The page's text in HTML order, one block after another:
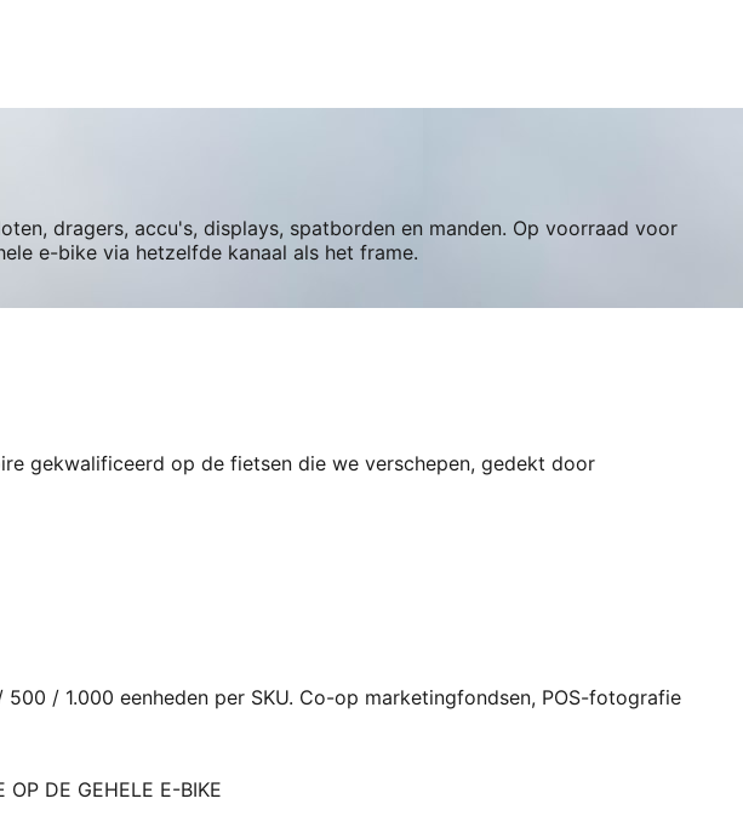
dragers, accu's, displays, spatborden en manden. Op voorraad voor
e-bike via hetzelfde kanaal als het frame.
gekwalificeerd op de fietsen die we verschepen, gedekt door
/ 1.000 eenheden per SKU. Co-op marketingfondsen, POS-fotografie
OP DE GEHELE E-BIKE